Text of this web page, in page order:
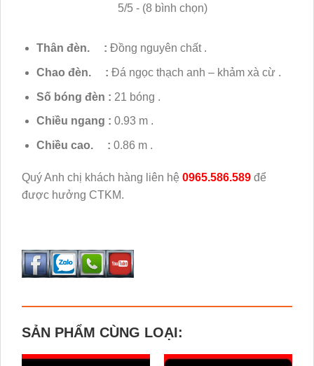
5/5 - (8 bình chọn)
Thân đèn. : Đồng nguyên chất .
Chao đèn. : Đá ngọc thạch anh – khảm xà cừ .
Số bóng đèn : 21 bóng .
Chiều ngang : 0.93 m .
Chiều cao. : 0.86 m .
Quý Anh chị khách hàng liên hệ 0965.586.589 để
được hưởng CTKM.
SẢN PHẨM CÙNG LOẠI: